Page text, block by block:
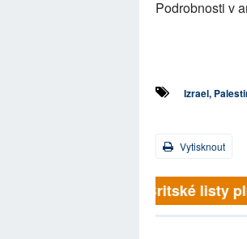
Podrobnosti v
Izrael,
Vytisknout
Britské listy